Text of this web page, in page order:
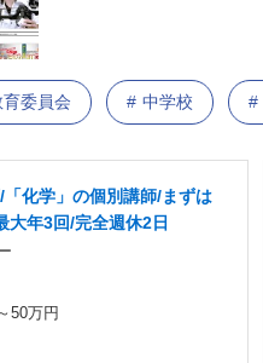
育委員会 中学校
化学」の個別講師/まずは
大年3回/完全週休2日
50万円